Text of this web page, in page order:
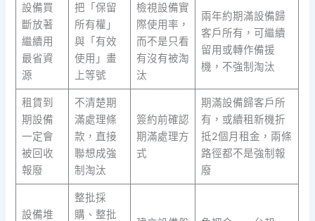
設備買
斷放著
繼續用
最省資
源
把「保留
所有權」
與「有效
使用」畫
上等號
檢視設備實
際使用率，
而不是只看
有沒有被淘
汰
兩年約期滿設備歸
客戶所有，可繼續
留用或轉作備援
機，不強制淘汰
租賃到
期設備
一定會
被回收
報廢
不清楚期
滿處理條
款，直接
聯想成強
制淘汰
簽約前確認
期滿處理方
式
期滿設備歸客戶所
有，或續租新機折
抵2個月租金，兩條
路徑都不是強制報
廢
設備堆
整批採
購、整批